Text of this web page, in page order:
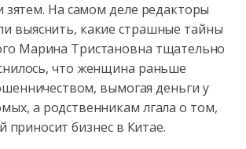
На самом деле редакторы
выяснить, какие страшные тайны
Марина Тристановна тщательно
что женщина раньше
вымогая деньги у
а родственникам лгала о том,
приносит бизнес в Китае.